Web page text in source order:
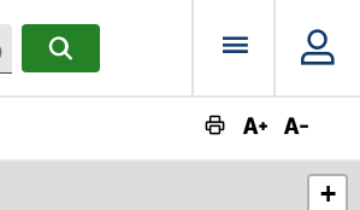
SupprimerRECHERCHERMenu
+